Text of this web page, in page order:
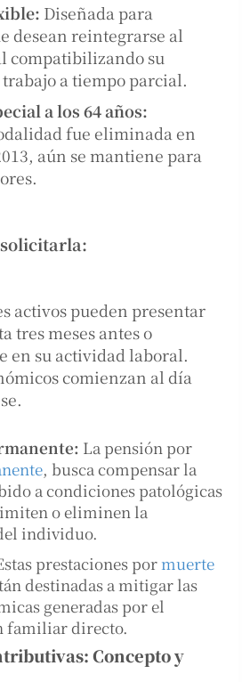
Diseñada para
desean reintegrarse al
compatibilizando su
a tiempo parcial.
a los 64 años:
fue eliminada en
aún se mantiene para
activos pueden presentar
tres meses antes o
en su actividad laboral.
comienzan al día
La pensión por
, busca compensar la
a condiciones patológicas
o eliminen la
individuo.
prestaciones pormuerte
destinadas a mitigar las
generadas por el
familiar directo.
Concepto y